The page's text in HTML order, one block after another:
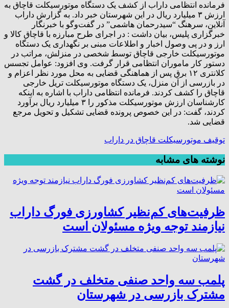
فرمانده انتظامی داراب از کشف یک دستگاه موتورسیکلت قاچاق به
ارزش ۳ میلیارد ریال در این شهرستان خبر داد. به گزارش داراب
آنلاین، سرهنگ “سیدرحمان هاشمی” در گفت‌وگو با خبرنگار
خبرگزاری پلیس، بیان داشت : در اجرای طرح مبارزه با قاچاق کالا و
ارز و در پی وصول اخبار و اطلاعات مبنی بر نگهداری یک دستگاه
موتورسیکلت خارجی قاچاق توسط شخصی در منزلش، مراتب در
دستور کار ماموران انتظامی قرار گرفت. وی افزود: عوامل تجسس
کلانتری ۱۲ برق پس از هماهنگی قضایی به محل مورد نظر اعزام و
در بازرسی از آن منزل، یک دستگاه موتورسیکلت تریل خارجی
قاچاق را کشف کردند. فرمانده انتظامی داراب با اشاره به اینکه
کارشناسان ارزش موتورسیکلت مذکور را ۳ میلیارد ریال برآورد
کردند، گفت: در این خصوص پرونده قضایی تشکیل و تحویل مرجع
قضایی شد.
توقيف موتورسيکلت قاچاق در داراب
نوشته های مشابه
ظرفیت‌های کم‌نظیر کشاورزی فورگ داراب
نیازمند توجه ویژه مسئولان است
پلمب سه واحد صنفی متخلف در گشت
مشترک بازرسی در شهرستان